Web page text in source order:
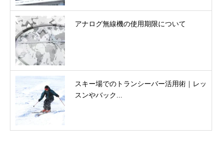
アナログ無線機の使用期限について
スキー場でのトランシーバー活用術｜レッ
スンやバック...